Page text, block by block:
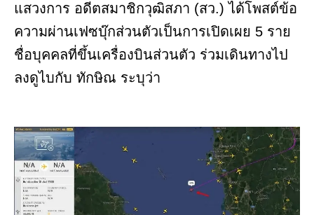
แสวงการ อดีตสมาชิกวุฒิสภา (สว.) ได้โพสต์ข้อ
ความผ่านเฟซบุ๊กส่วนตัวเป็นการเปิดเผย 5 ราย
ชื่อบุคคลที่ขึ้นเครื่องบินส่วนตัว ร่วมเดินทางไป
ลงดูไบกับ ทักษิณ ระบุว่า